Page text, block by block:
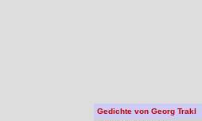
Gedichte von Georg Trakl